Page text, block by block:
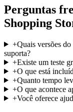
Perguntas
Shopping
+Quais versões
suporta?
+Existe um teste
+O que está
+Quanto tempo
+O que acontece
+Você oferece